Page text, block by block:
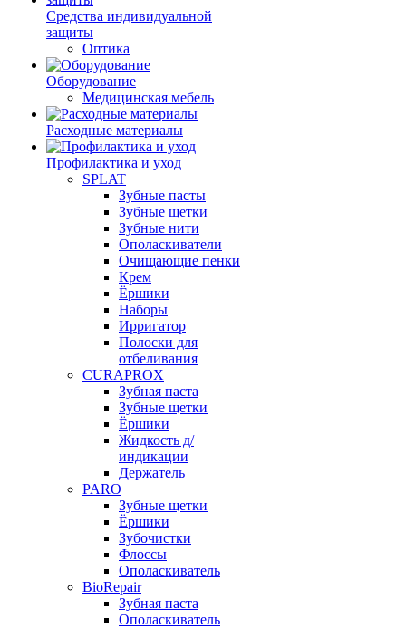
Средства индивидуальной
защиты
Оптика
Оборудование
Медицинская мебель
Расходные материалы
Профилактика и уход
SPLAT
Зубные пасты
Зубные щетки
Зубные нити
Ополаскиватели
Очищающие пенки
Крем
Ёршики
Наборы
Ирригатор
Полоски для
отбеливания
CURAPROX
Зубная паста
Зубные щетки
Ёршики
Жидкость д/
индикации
Держатель
PARO
Зубные щетки
Ёршики
Зубочистки
Флоссы
Ополаскиватель
BioRepair
Зубная паста
Ополаскиватель